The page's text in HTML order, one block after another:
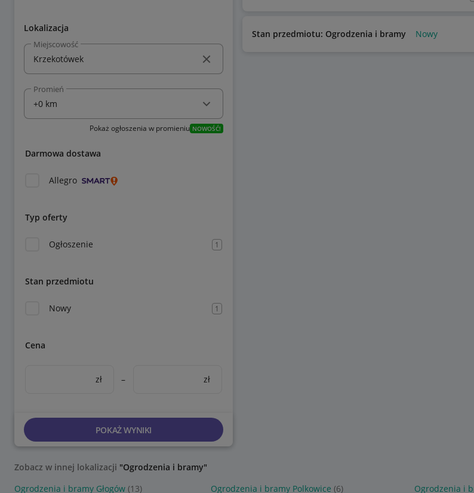
Lokalizacja
Miejscowość
Promień
Pokaż ogłoszenia w promieniu NOWOŚĆ!
Darmowa dostawa
Allegro
Typ oferty
Ogłoszenie 1
Stan przedmiotu
Nowy 1
Cena
zł – zł
POKAŻ WYNIKI
Stan przedmiotu: Ogrodzenia i bramy Nowy
Zobacz w innej lokalizacji "Ogrodzenia i bramy"
Ogrodzenia i bramy Głogów (13) Ogrodzenia i bramy Polkowice (6) Ogrodzenia i